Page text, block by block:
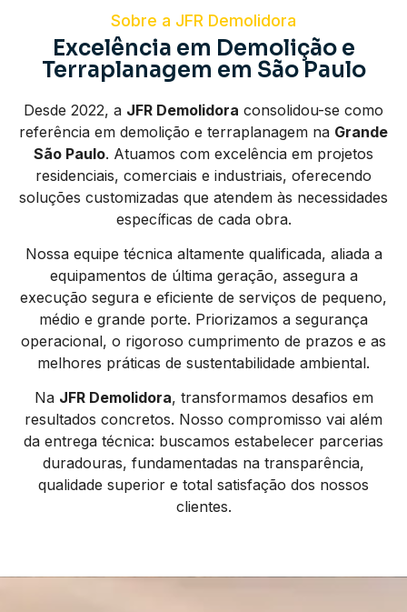
Sobre a JFR Demolidora
Excelência em Demolição e
Terraplanagem em São Paulo
Desde 2022, a JFR Demolidora consolidou-se como
referência em demolição e terraplanagem na Grande
São Paulo. Atuamos com excelência em projetos
residenciais, comerciais e industriais, oferecendo
soluções customizadas que atendem às necessidades
específicas de cada obra.
Nossa equipe técnica altamente qualificada, aliada a
equipamentos de última geração, assegura a
execução segura e eficiente de serviços de pequeno,
médio e grande porte. Priorizamos a segurança
operacional, o rigoroso cumprimento de prazos e as
melhores práticas de sustentabilidade ambiental.
Na JFR Demolidora, transformamos desafios em
resultados concretos. Nosso compromisso vai além
da entrega técnica: buscamos estabelecer parcerias
duradouras, fundamentadas na transparência,
qualidade superior e total satisfação dos nossos
clientes.